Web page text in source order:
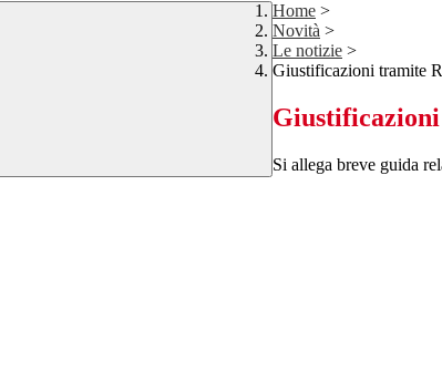
Home >
Novità >
Le notizie >
Giustificazioni tramite
Si allega breve guida